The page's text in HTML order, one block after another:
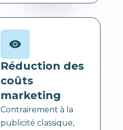
Réduction des
coûts
marketing
Contrairement à la
publicité classique,